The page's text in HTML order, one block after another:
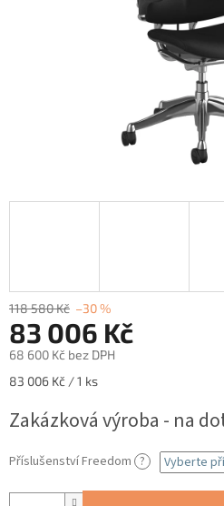
118 580 Kč –30 %
83 006 Kč
68 600 Kč bez DPH
Měrná
83 006 Kč / 1 ks
Zakázková výroba - na
Příslušenství Freedom ?